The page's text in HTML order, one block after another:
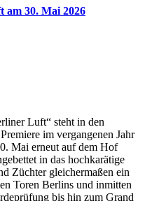
am 30. Mai 2026
Luft“ steht in den
im vergangenen Jahr
Mai erneut auf dem Hof
in das hochkarätige
Züchter gleichermaßen ein
Toren Berlins und inmitten
bis hin zum Grand